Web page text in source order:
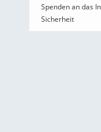
Spenden an das
Sicherheit